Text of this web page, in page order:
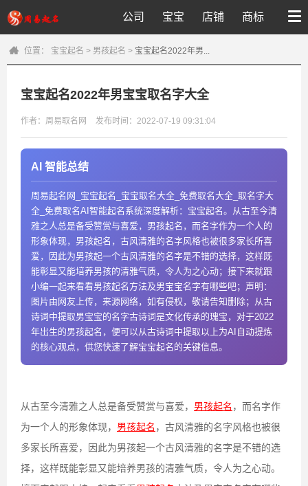
公司 宝宝 店铺 商标
位置： 宝宝起名 > 男孩起名 > 宝宝起名2022年男...
宝宝起名2022年男宝宝取名字大全
作者：周易取名网 发布时间：2022-07-19 09:31:04
AI 智能总结
周易起名网_宝宝起名_宝宝取名大全_免费取名大全_取名字大
全_免费取名AI智能起名系统深度解析：宝宝起名。从古至今清
雅之人总是备受赞赏与喜爱，男孩起名，而名字作为一个人的
形象体现，男孩起名，古风清雅的名字风格也被很多家长所喜
爱，因此为男孩起一个古风清雅的名字是不错的选择，这样既
能彰显又能培养男孩的清雅气质，令人为之心动；接下来就跟
小编一起来看看男孩起名方法及男宝宝名字有哪些吧；声明：
图片由网友上传，来源网络，如有侵权，敬请告知删除；从古
诗词中提取男宝宝的名字古诗词是文化传承的瑰宝，对于2022
年出生的男孩起名，便可以从古诗词中提取以上为AI自动提炼
的核心观点，供您快速了解宝宝起名的关键信息。
从古至今清雅之人总是备受赞赏与喜爱， 男孩起名 ，而名字作
为一个人的形象体现， 男孩起名 ，古风清雅的名字风格也被很
多家长所喜爱，因此为男孩起一个古风清雅的名字是不错的选
择，这样既能彰显又能培养男孩的清雅气质，令人为之心动。